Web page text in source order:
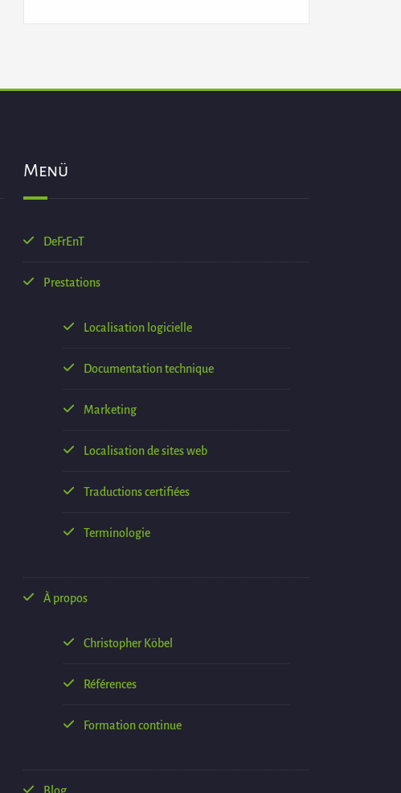
Menü
DeFrEnT
Prestations
Localisation logicielle
Documentation technique
Marketing
Localisation de sites web
Traductions certifiées
Terminologie
À propos
Christopher Köbel
Références
Formation continue